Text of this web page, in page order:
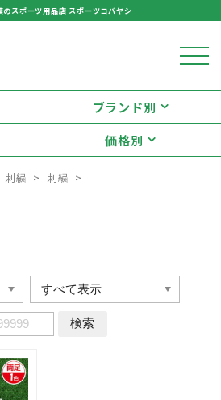
スポーツ用品店 スポーツコバヤシ
ブランド別
価格別
刺繍 刺繍